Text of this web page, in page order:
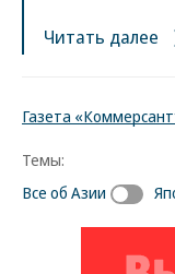
Читать далее
Газета
Темы:
Все об Азии